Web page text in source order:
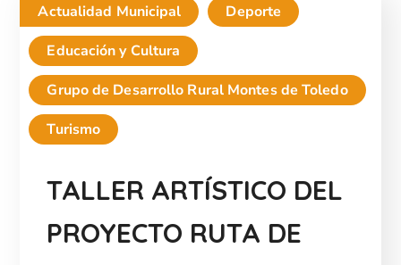
Actualidad Municipal
Deporte
Educación y Cultura
Grupo de Desarrollo Rural Montes de Toledo
Turismo
TALLER ARTÍSTICO DEL
PROYECTO RUTA DE